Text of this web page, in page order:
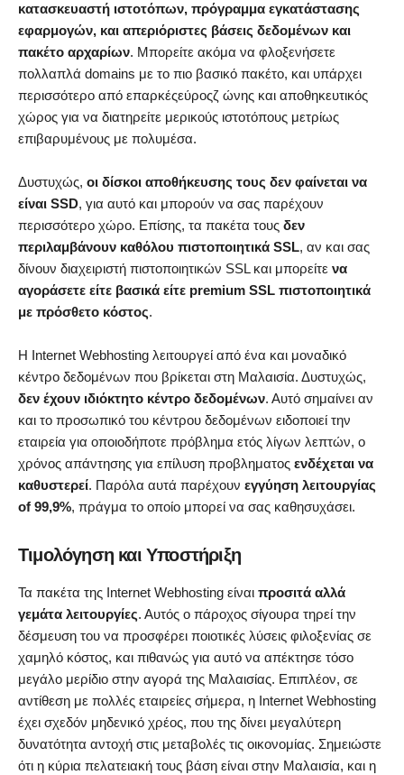
κατασκευαστή ιστοτόπων, πρόγραμμα εγκατάστασης
εφαρμογών, και απεριόριστες βάσεις δεδομένων και
πακέτο αρχαρίων. Μπορείτε ακόμα να φλοξενήσετε
πολλαπλά domains με το πιο βασικό πακέτο, και υπάρχει
περισσότερο από επαρκέςεύροςζ ώνης και αποθηκευτικός
χώρος για να διατηρείτε μερικούς ιστοτόπους μετρίως
επιβαρυμένους με πολυμέσα.
Δυστυχώς, οι δίσκοι αποθήκευσης τους δεν φαίνεται να
είναι SSD, για αυτό και μπορούν να σας παρέχουν
περισσότερο χώρο. Επίσης, τα πακέτα τους δεν
περιλαμβάνουν καθόλου πιστοποιητικά SSL, αν και σας
δίνουν διαχειριστή πιστοποιητικών SSL και μπορείτε να
αγοράσετε είτε βασικά είτε premium SSL πιστοποιητικά
με πρόσθετο κόστος.
Η Internet Webhosting λειτουργεί από ένα και μοναδικό
κέντρο δεδομένων που βρίκεται στη Μαλαισία. Δυστυχώς,
δεν έχουν ιδιόκτητο κέντρο δεδομένων. Αυτό σημαίνει αν
και το προσωπικό του κέντρου δεδομένων ειδοποιεί την
εταιρεία για οποιοδήποτε πρόβλημα ετός λίγων λεπτών, ο
χρόνος απάντησης για επίλυση προβληματος ενδέχεται να
καθυστερεί. Παρόλα αυτά παρέχουν εγγύηση λειτουργίας
of 99,9%, πράγμα το οποίο μπορεί να σας καθησυχάσει.
Τιμολόγηση και Υποστήριξη
Τα πακέτα της Internet Webhosting είναι προσιτά αλλά
γεμάτα λειτουργίες. Αυτός ο πάροχος σίγουρα τηρεί την
δέσμευση του να προσφέρει ποιοτικές λύσεις φιλοξενίας σε
χαμηλό κόστος, και πιθανώς για αυτό να απέκτησε τόσο
μεγάλο μερίδιο στην αγορά της Μαλαισίας. Επιπλέον, σε
αντίθεση με πολλές εταιρείες σήμερα, η Internet Webhosting
έχει σχεδόν μηδενικό χρέος, που της δίνει μεγαλύτερη
δυνατότητα αντοχή στις μεταβολές τις οικονομίας. Σημειώστε
ότι η κύρια πελατειακή τους βάση είναι στην Μαλαισία, και η